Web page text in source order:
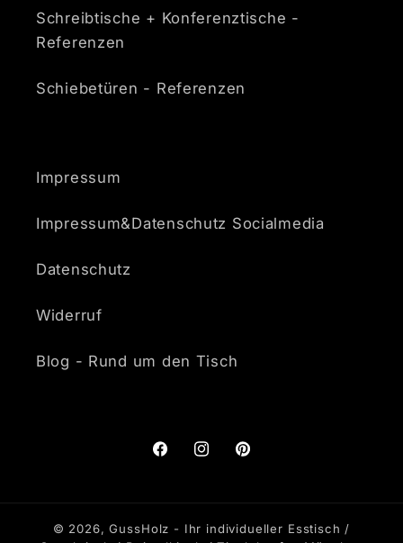
Schreibtische + Konferenztische -
Referenzen
Schiebetüren - Referenzen
Impressum
Impressum&Datenschutz Socialmedia
Datenschutz
Widerruf
Blog - Rund um den Tisch
FacebookInstagramPinterest
© 2026,GussHolz - Ihr individueller Esstisch /